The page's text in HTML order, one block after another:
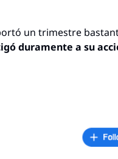
un trimestre
duramente a su